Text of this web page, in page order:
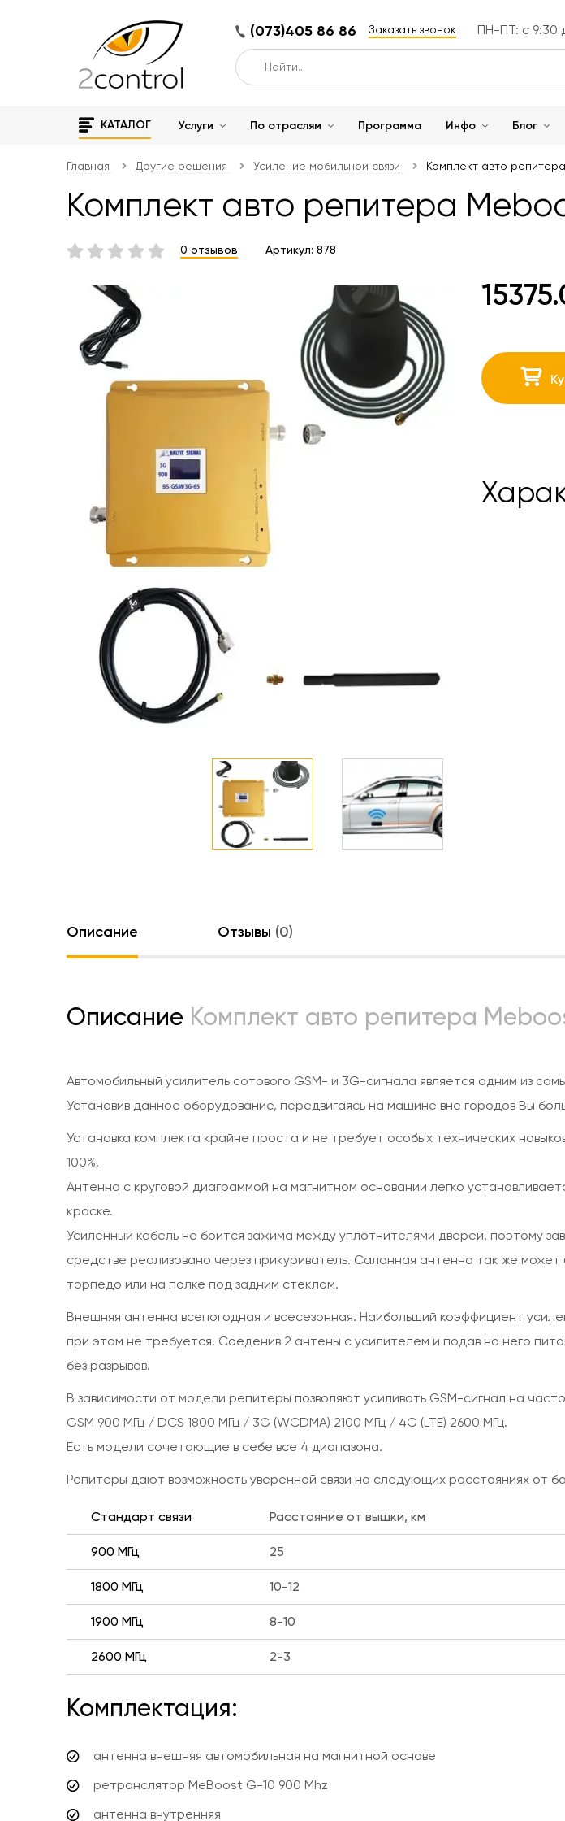
(073)405 86 86 Заказать звонок ПН-ПТ: с 9:30
КАТАЛОГ Услуги По отраслям Программа Инфо Блог
Главная Другие решения Усиление мобильной связи Комплект авто
Комплект авто репитера
0 отзывов Артикул: 878
Описание Отзывы (0)
Описание Комплект авто репитера
Автомобильный усилитель сотового GSM- и 3G-сигнала является одним из
Установив данное оборудование, передвигаясь на машине вне городов Вы
Установка комплекта крайне проста и не требует особых технических
100%.
Антенна с круговой диаграммой на магнитном основании легко
краске.
Усиленный кабель не боится зажима между уплотнителями дверей, поэтому
средстве реализовано через прикуриватель. Салонная антенна так же
торпедо или на полке под задним стеклом.
Внешняя антенна всепогодная и всесезонная. Наибольший коэффициент
при этом не требуется. Соеденив 2 антены с усилителем и подав на него
без разрывов.
В зависимости от модели репитеры позволяют усиливать GSM-сигнал на
GSM 900 МГц / DCS 1800 МГц / 3G (WCDMA) 2100 МГц / 4G (LTE) 2600 МГц.
Есть модели сочетающие в себе все 4 диапазона.
Репитеры дают возможность уверенной связи на следующих расстояниях от
Стандарт связи Расстояние от вышки, км
900 МГц 25
1800 МГц 10-12
1900 МГц 8-10
2600 МГц 2-3
Комплектация:
антенна внешняя автомобильная на магнитной основе
ретранслятор MeBoost G-10 900 Mhz
антенна внутренняя